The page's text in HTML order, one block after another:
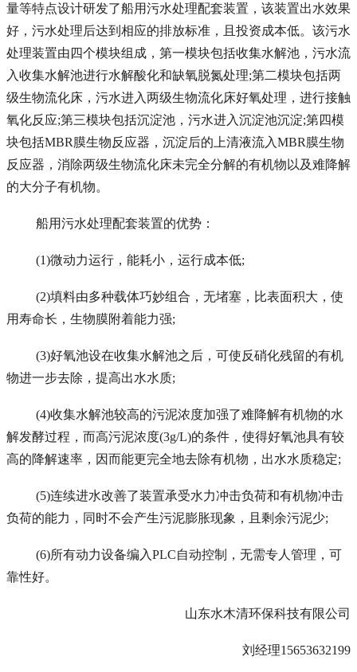
量等特点设计研发了船用污水处理配套装置，该装置出水效果
好，污水处理后达到相应的排放标准，且投资成本低。该污水
处理装置由四个模块组成，第一模块包括收集水解池，污水流
入收集水解池进行水解酸化和缺氧脱氮处理;第二模块包括两
级生物流化床，污水进入两级生物流化床好氧处理，进行接触
氧化反应;第三模块包括沉淀池，污水进入沉淀池沉淀;第四模
块包括MBR膜生物反应器，沉淀后的上清液流入MBR膜生物
反应器，消除两级生物流化床未完全分解的有机物以及难降解
的大分子有机物。
船用污水处理配套装置的优势：
(1)微动力运行，能耗小，运行成本低;
(2)填料由多种载体巧妙组合，无堵塞，比表面积大，使
用寿命长，生物膜附着能力强;
(3)好氧池设在收集水解池之后，可使反硝化残留的有机
物进一步去除，提高出水水质;
(4)收集水解池较高的污泥浓度加强了难降解有机物的水
解发酵过程，而高污泥浓度(3g/L)的条件，使得好氧池具有较
高的降解速率，因而能更完全地去除有机物，出水水质稳定;
(5)连续进水改善了装置承受水力冲击负荷和有机物冲击
负荷的能力，同时不会产生污泥膨胀现象，且剩余污泥少;
(6)所有动力设备编入PLC自动控制，无需专人管理，可
靠性好。
山东水木清环保科技有限公司
刘经理15653632199